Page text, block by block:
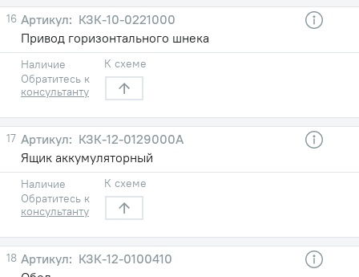
16
КЗК-10-0221000
Привод горизонтального шнека
Наличие
Обратитесь к
консультанту
К схеме
17
КЗК-12-0129000А
Ящик аккумуляторный
Наличие
Обратитесь к
консультанту
К схеме
18
КЗК-12-0100410